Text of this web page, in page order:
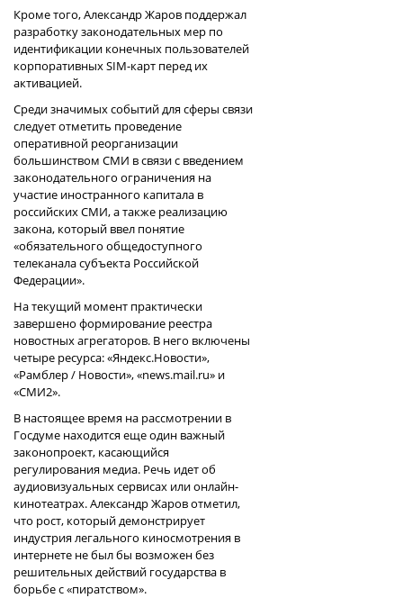
Кроме того, Александр Жаров поддержал
разработку законодательных мер по
идентификации конечных пользователей
корпоративных SIM-карт перед их
активацией.
Среди значимых событий для сферы связи
следует отметить проведение
оперативной реорганизации
большинством СМИ в связи с введением
законодательного ограничения на
участие иностранного капитала в
российских СМИ, а также реализацию
закона, который ввел понятие
«обязательного общедоступного
телеканала субъекта Российской
Федерации».
На текущий момент практически
завершено формирование реестра
новостных агрегаторов. В него включены
четыре ресурса: «Яндекс.Новости»,
«Рамблер / Новости», «news.mail.ru» и
«СМИ2».
В настоящее время на рассмотрении в
Госдуме находится еще один важный
законопроект, касающийся
регулирования медиа. Речь идет об
аудиовизуальных сервисах или онлайн-
кинотеатрах. Александр Жаров отметил,
что рост, который демонстрирует
индустрия легального киносмотрения в
интернете не был бы возможен без
решительных действий государства в
борьбе с «пиратством».